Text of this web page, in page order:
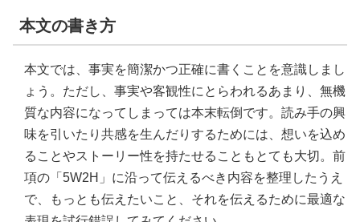
本文の書き方
本文では、事実を簡潔かつ正確に書くことを意識しまし
ょう。ただし、事実や客観性にとらわれるあまり、無機
質な内容になってしまっては本末転倒です。読み手の興
味を引いたり共感を生んだりするためには、想いを込め
ることやストーリー性を持たせることもとても大切。前
項の「5W2H」に沿って伝えるべき内容を整理したうえ
で、もっとも伝えたいこと、それを伝えるために最適な